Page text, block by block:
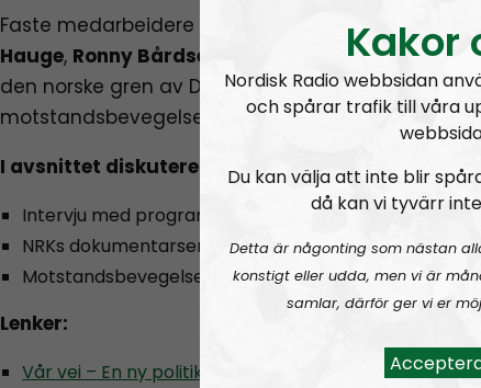
Faste medarbeidere i programmet erTom
Hauge, Ronny Bårdsen Tommy Olsen, sjef over
den norske gren av Den nordiske
motstandsbevegelsen.
I avsnittet diskuteres blant annet:
Intervju med programleder Tom Hauge
NRKs dokumentarserie «Frontkjemperne».
Motstandsbevegelsens politikk, punkt 1.
Lenker:
Vår vei – En ny politikk for en ny tid
Kakor
Nordisk Radio webbsidan
och spårar trafik till våra
Du kan välja att inte blir
då kan vi tyvärr
Detta är någonting som nästan
konstigt eller udda, men vi är
samlar, därför ger vi er